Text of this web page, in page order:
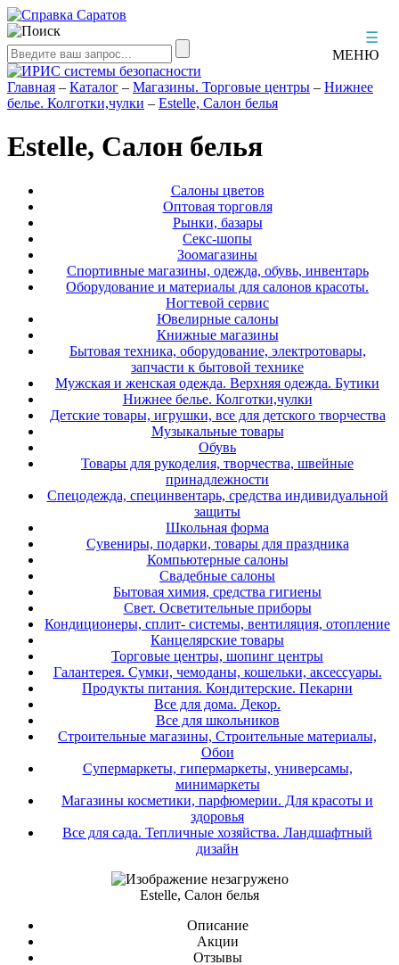
☰
МЕНЮ
Главная – Каталог – Магазины. Торговые центры – Нижнее
белье. Колготки,чулки – Estelle, Салон белья
Estelle, Салон белья
Салоны цветов
Оптовая торговля
Рынки, базары
Секс-шопы
Зоомагазины
Спортивные магазины, одежда, обувь, инвентарь
Оборудование и материалы для салонов красоты.
Ногтевой сервис
Ювелирные салоны
Книжные магазины
Бытовая техника, оборудование, электротовары,
запчасти к бытовой технике
Мужская и женская одежда. Верхняя одежда. Бутики
Нижнее белье. Колготки,чулки
Детские товары, игрушки, все для детского творчества
Музыкальные товары
Обувь
Товары для рукоделия, творчества, швейные
принадлежности
Спецодежда, специнвентарь, средства индивидуальной
защиты
Школьная форма
Сувениры, подарки, товары для праздника
Компьютерные салоны
Свадебные салоны
Бытовая химия, средства гигиены
Свет. Осветительные приборы
Кондиционеры, сплит- системы, вентиляция, отопление
Канцелярские товары
Торговые центры, шопинг центры
Галантерея. Сумки, чемоданы, кошельки, аксессуары.
Продукты питания. Кондитерские. Пекарни
Все для дома. Декор.
Все для школьников
Строительные магазины, Строительные материалы,
Обои
Супермаркеты, гипермаркеты, универсамы,
минимаркеты
Магазины косметики, парфюмерии. Для красоты и
здоровья
Все для сада. Тепличные хозяйства. Ландшафтный
дизайн
Estelle, Салон белья
Описание
Акции
Отзывы